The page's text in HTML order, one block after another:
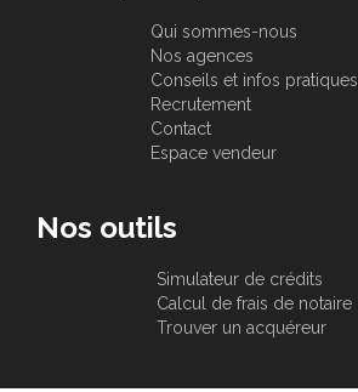
Qui sommes-nous
Nos agences
Conseils et infos pratiques
Recrutement
Contact
Espace vendeur
Nos outils
Simulateur de crédits
Calcul de frais de notaire
Trouver un acquéreur